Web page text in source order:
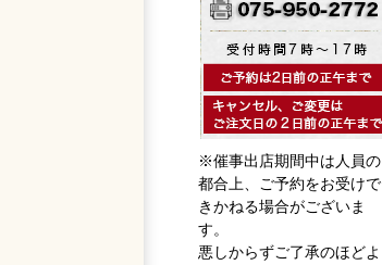
※催事出店期間中は人員の
都合上、ご予約をお受けで
きかねる場合がございま
す。
悪しからずご了承のほどよ